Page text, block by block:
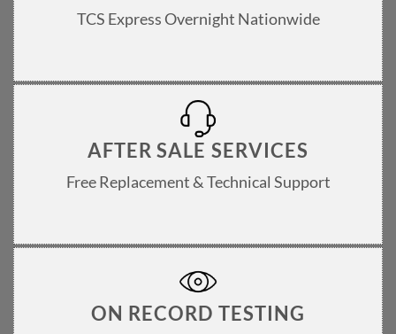
TCS Express Overnight Nationwide
AFTER SALE SERVICES
Free Replacement & Technical Support
ON RECORD TESTING